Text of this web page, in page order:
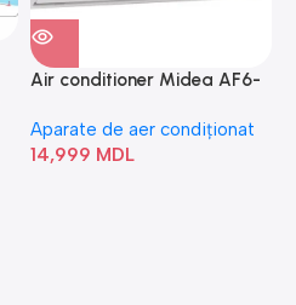
Air conditioner Midea AF6-
Aparate de aer condiționat
14,999 MDL